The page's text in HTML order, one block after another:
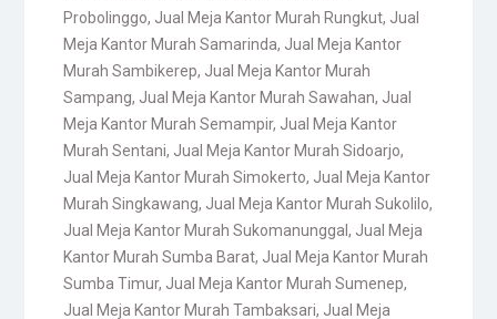
Probolinggo, Jual Meja Kantor Murah Rungkut, Jual
Meja Kantor Murah Samarinda, Jual Meja Kantor
Murah Sambikerep, Jual Meja Kantor Murah
Sampang, Jual Meja Kantor Murah Sawahan, Jual
Meja Kantor Murah Semampir, Jual Meja Kantor
Murah Sentani, Jual Meja Kantor Murah Sidoarjo,
Jual Meja Kantor Murah Simokerto, Jual Meja Kantor
Murah Singkawang, Jual Meja Kantor Murah Sukolilo,
Jual Meja Kantor Murah Sukomanunggal , Jual Meja
Kantor Murah Sumba Barat, Jual Meja Kantor Murah
Sumba Timur, Jual Meja Kantor Murah Sumenep,
Jual Meja Kantor Murah Tambaksari, Jual Meja